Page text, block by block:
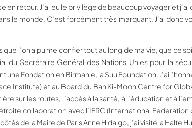
retour. J’ai eu le privilège de beaucoup voyager et
le monde. C’est forcément très marquant. J’ai donc
l’on a pu me confier tout au long de ma vie, que ce
du Secrétaire Général des Nations Unies pour la
Fondation en Birmanie, la Suu Foundation. J’ai
Institute) et au Board du Ban Ki-Moon Centre for
sur les routes, l’accès à la santé, à l’éducation et à
collaboration avec l’IFRC (International Federation
de la Maire de Paris Anne Hidalgo, j’ai visité la Halte